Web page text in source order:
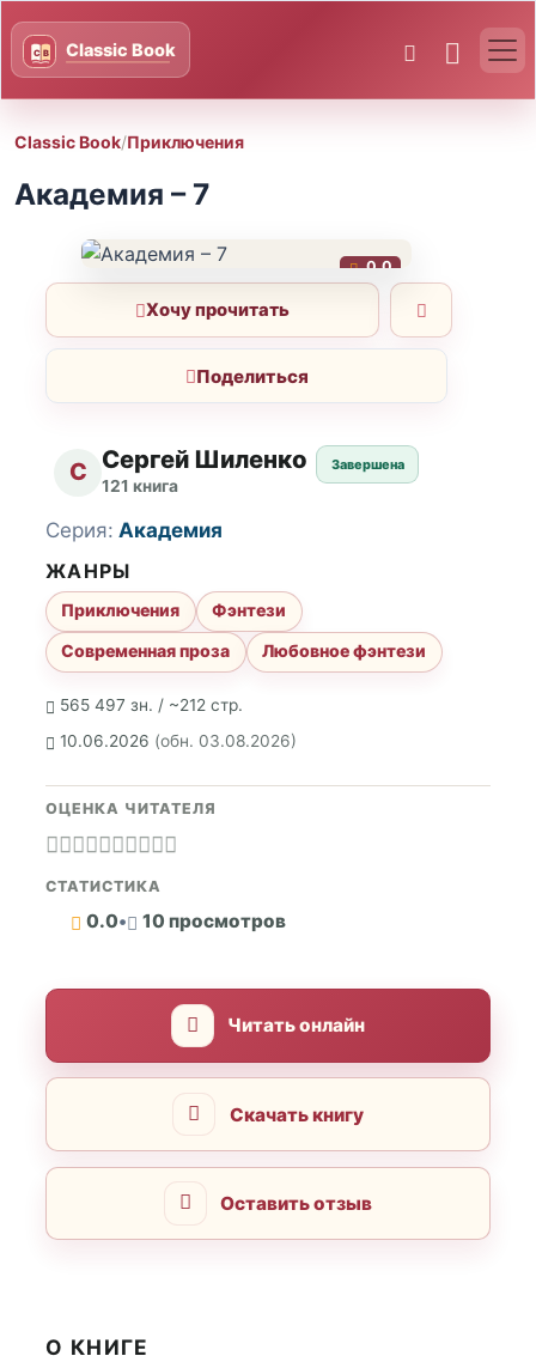
Classic Book/Приключения
Академия – 7
0.0
Хочу прочитать
Поделиться
С Сергей Шиленко
121 книга
Завершена
565 497 зн. / ~212 стр.
10.06.2026 (обн. 03.08.2026)
Серия: Академия
ЖАНРЫ
Приключения
Фэнтези
Современная проза
Любовное фэнтези
ОЦЕНКА ЧИТАТЕЛЯ
СТАТИСТИКА
0.0• 10 просмотров
Читать онлайн
Скачать книгу
Оставить отзыв
О КНИГЕ